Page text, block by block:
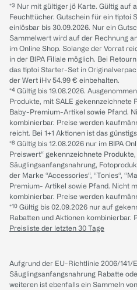
*³ Nur mit gültiger jö Karte. Gültig auf
Feuchttücher. Gutschein für ein tiptoi
einlösbar bis 30.09.2026. Nur ein
Sammelwert wird auf der Rechnung
im Online Shop. Solange der Vorrat
in der BIPA Filiale möglich. Bei
das tiptoi Starter-Set in
der Wert iHv 54.99 € einbehalten.
*⁴ Gültig bis 19.08.2026.
Produkte, mit SALE gekennzeichnete
Baby-Premium-Artikel sowie Pfand.
kombinierbar. Preise werden
reicht. Bei 1+1 Aktionen ist das
*⁸ Gültig bis 12.08.2026 nur im BIPA
Preiswert“ gekennzeichnete
Säuglingsanfangsnahrung,
der Marke “Accessories“, “Tonies“,
Premium- Artikel sowie Pfand. Nicht
kombinierbar. Preise werden
*¹⁰ Gültig bis 02.09.2026 nur auf
Rabatten und Aktionen kombinierbar.
Preisliste der letzten 30 Tage
Aufgrund der EU-Richtlinie 2006/141/
Säuglingsanfangsnahrung Rabatte
weiteren ist ebenfalls ein Sammeln